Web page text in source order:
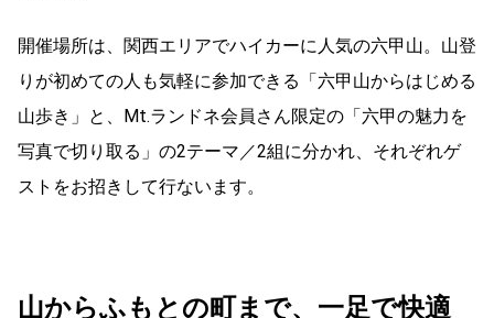
開催場所は、関西エリアでハイカーに人気の六甲山。山登
りが初めての人も気軽に参加できる「六甲山からはじめる
山歩き」と、Mt.ランドネ会員さん限定の「六甲の魅力を
写真で切り取る」の2テーマ／2組に分かれ、それぞれゲ
ストをお招きして行ないます。
山からふもとの町まで、一足で快適